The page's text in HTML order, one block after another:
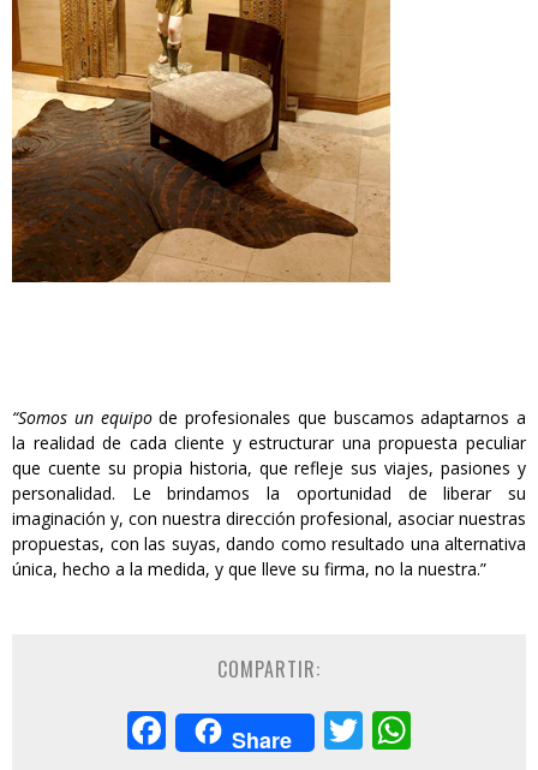
“Somos un equipode profesionales que buscamos adaptarnos a
la realidad de cada cliente y estructurar una propuesta peculiar
que cuente su propia historia, que refleje sus viajes, pasiones y
personalidad. Le brindamos la oportunidad de liberar su
imaginación y, con nuestra dirección profesional, asociar nuestras
propuestas, con las suyas, dando como resultado una alternativa
única, hecho a la medida, y que lleve su firma, no la nuestra.”
COMPARTIR:
Facebook
Share Twitter